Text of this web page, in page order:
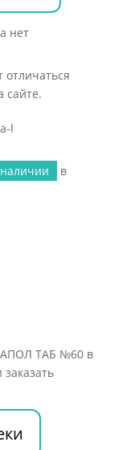
сайте.
l
в
ТАБ №60 в